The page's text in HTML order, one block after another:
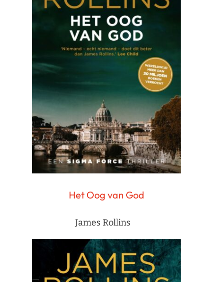
Het Oog van God
James Rollins